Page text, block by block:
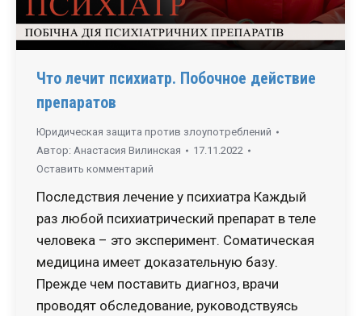
Что лечит психиатр. Побочное действие
препаратов
Юридическая защита против злоупотреблений
Автор: Анастасия Вилинская
17.11.2022
Оставить комментарий
Последствия лечение у психиатра Каждый
раз любой психиатрический препарат в теле
человека – это эксперимент. Соматическая
медицина имеет доказательную базу.
Прежде чем поставить диагноз, врачи
проводят обследование, руководствуясь